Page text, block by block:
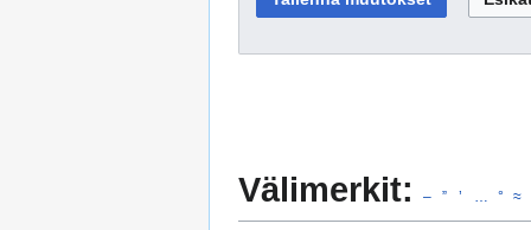
Välimerkit: – ” ’ ° ≈